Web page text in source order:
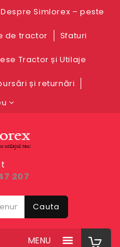
Despre Simlorex – peste
de tractor Sfaturi
Tractor și Utilaje
și returnări
207
Cauta
MENU